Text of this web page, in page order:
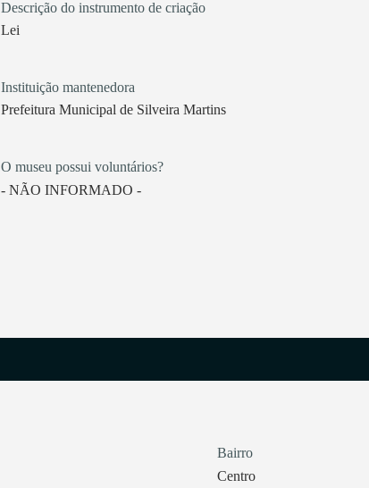
Descrição do instrumento de criação
Lei
Instituição mantenedora
Prefeitura Municipal de Silveira Martins
O museu possui voluntários?
- NÃO INFORMADO -
Bairro
Centro